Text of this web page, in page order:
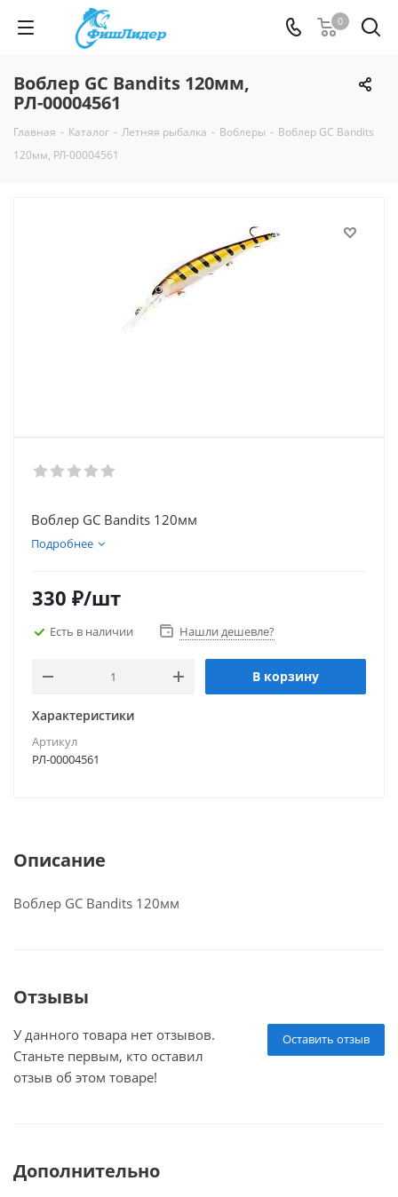
0
Воблер GC Bandits 120мм,
РЛ-00004561
Главная - Каталог - Летняя рыбалка - Воблеры - Воблер GC Bandits
120мм, РЛ-00004561
Воблер GC Bandits 120мм
Подробнее
330 ₽/шт
Есть в наличии Нашли дешевле?
В корзину
Характеристики
Артикул
РЛ-00004561
Описание
Воблер GC Bandits 120мм
Отзывы
Оставить отзыв
У данного товара нет отзывов.
Станьте первым, кто оставил
отзыв об этом товаре!
Дополнительно